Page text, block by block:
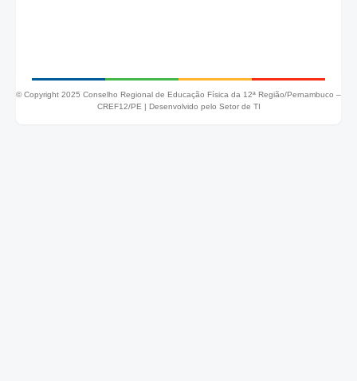
© Copyright 2025 Conselho Regional de Educação Física da 12ª Região/Pernambuco –
CREF12/PE | Desenvolvido pelo Setor de TI